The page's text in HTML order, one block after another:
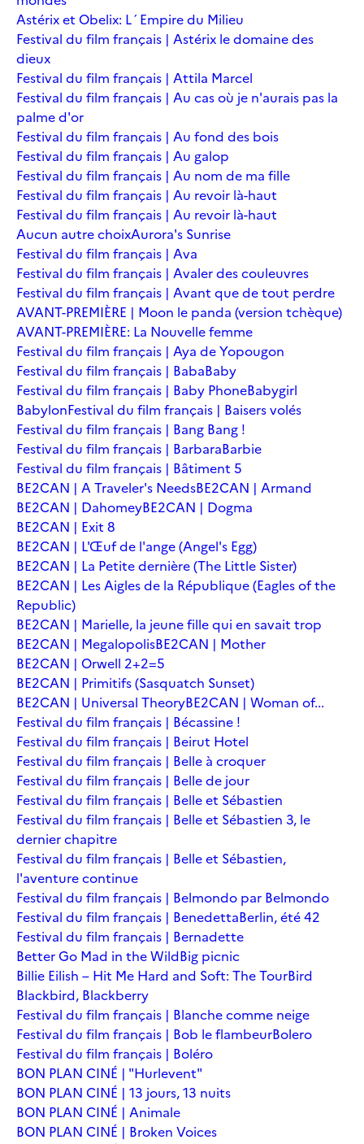
Astérix et Obelix: L´Empire du Milieu
Festival du film français | Astérix le domaine des
dieux
Festival du film français | Attila Marcel
Festival du film français | Au cas où je n'aurais pas la
palme d'or
Festival du film français | Au fond des bois
Festival du film français | Au galop
Festival du film français | Au nom de ma fille
Festival du film français | Au revoir là-haut
Festival du film français | Au revoir là-haut
Aucun autre choixAurora's Sunrise
Festival du film français | Ava
Festival du film français | Avaler des couleuvres
Festival du film français | Avant que de tout perdre
AVANT-PREMIÈRE | Moon le panda (version tchèque)
AVANT-PREMIÈRE: La Nouvelle femme
Festival du film français | Aya de Yopougon
Festival du film français | BabaBaby
Festival du film français | Baby PhoneBabygirl
BabylonFestival du film français | Baisers volés
Festival du film français | Bang Bang !
Festival du film français | BarbaraBarbie
Festival du film français | Bâtiment 5
BE2CAN | A Traveler's NeedsBE2CAN | Armand
BE2CAN | DahomeyBE2CAN | Dogma
BE2CAN | Exit 8
BE2CAN | L'Œuf de l'ange (Angel's Egg)
BE2CAN | La Petite dernière (The Little Sister)
BE2CAN | Les Aigles de la République (Eagles of the
Republic)
BE2CAN | Marielle, la jeune fille qui en savait trop
BE2CAN | MegalopolisBE2CAN | Mother
BE2CAN | Orwell 2+2=5
BE2CAN | Primitifs (Sasquatch Sunset)
BE2CAN | Universal TheoryBE2CAN | Woman of...
Festival du film français | Bécassine !
Festival du film français | Beirut Hotel
Festival du film français | Belle à croquer
Festival du film français | Belle de jour
Festival du film français | Belle et Sébastien
Festival du film français | Belle et Sébastien 3, le
dernier chapitre
Festival du film français | Belle et Sébastien,
l'aventure continue
Festival du film français | Belmondo par Belmondo
Festival du film français | BenedettaBerlin, été 42
Festival du film français | Bernadette
Better Go Mad in the WildBig picnic
Billie Eilish – Hit Me Hard and Soft: The TourBird
Blackbird, Blackberry
Festival du film français | Blanche comme neige
Festival du film français | Bob le flambeurBolero
Festival du film français | Boléro
BON PLAN CINÉ | "Hurlevent"
BON PLAN CINÉ | 13 jours, 13 nuits
BON PLAN CINÉ | Animale
BON PLAN CINÉ | Broken Voices